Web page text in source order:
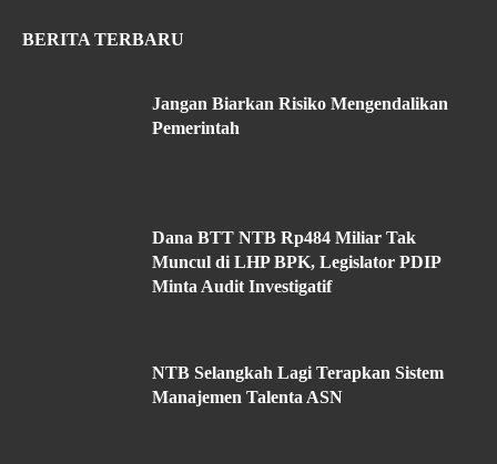
BERITA TERBARU
Jangan Biarkan Risiko Mengendalikan
Pemerintah
Dana BTT NTB Rp484 Miliar Tak
Muncul di LHP BPK, Legislator PDIP
Minta Audit Investigatif
NTB Selangkah Lagi Terapkan Sistem
Manajemen Talenta ASN